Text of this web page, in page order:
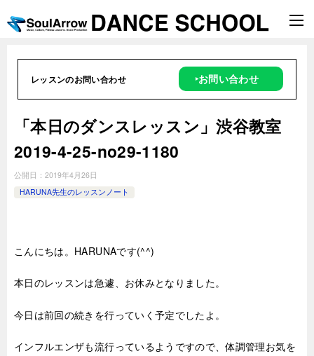
レッスンのお問い合わせ ‣お問い合わせ
「本日のダンスレッスン」渋谷教室
2019-4-25-no29-1180
公開日： 2019年4月26日
HARUNA先生のレッスンノート
こんにちは。HARUNAです(^^)
本日のレッスンは急遽、お休みとなりました。
今日は前回の続きを行っていく予定でしたよ。
インフルエンザも流行っているようですので、体調管理お気を